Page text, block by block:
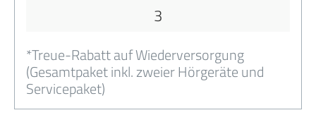
3
*Treue-Rabatt auf Wiederversorgung
(Gesamtpaket inkl. zweier Hörgeräte und
Servicepaket)